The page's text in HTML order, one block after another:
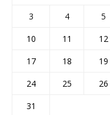
3
4 5
10
11 12
17
18 19
24
25 26
31